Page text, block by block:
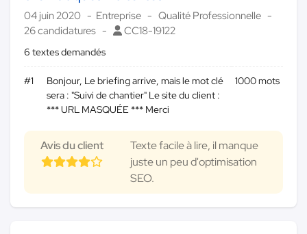
04 juin 2020 Entreprise
Qualité Professionnelle
26 candidatures
CC18-19122
6 textes demandés
#1
Bonjour, Le briefing arrive, mais le mot clé
sera : "Suivi de chantier" Le site du client :
*** URL MASQUÉE *** Merci
1000 mots
Avis du client
Texte facile à lire, il manque
juste un peu d'optimisation
SEO.